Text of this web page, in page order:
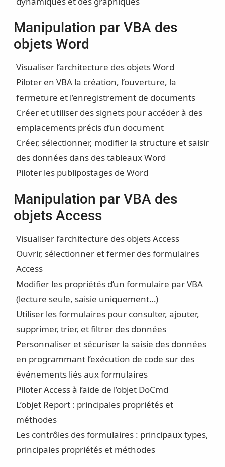
Manipulation par VBA des
objets Word
Visualiser l’architecture des objets Word
Piloter en VBA la création, l’ouverture, la
fermeture et l’enregistrement de documents
Créer et utiliser des signets pour accéder à des
emplacements précis d’un document
Créer, sélectionner, modifier la structure et saisir
des données dans des tableaux Word
Piloter les publipostages de Word
Manipulation par VBA des
objets Access
Visualiser l’architecture des objets Access
Ouvrir, sélectionner et fermer des formulaires
Access
Modifier les propriétés d’un formulaire par VBA
(lecture seule, saisie uniquement…)
Utiliser les formulaires pour consulter, ajouter,
supprimer, trier, et filtrer des données
Personnaliser et sécuriser la saisie des données
en programmant l’exécution de code sur des
événements liés aux formulaires
Piloter Access à l’aide de l’objet DoCmd
L’objet Report : principales propriétés et
méthodes
Les contrôles des formulaires : principaux types,
principales propriétés et méthodes